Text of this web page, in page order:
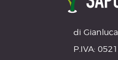
di
P.IVA: